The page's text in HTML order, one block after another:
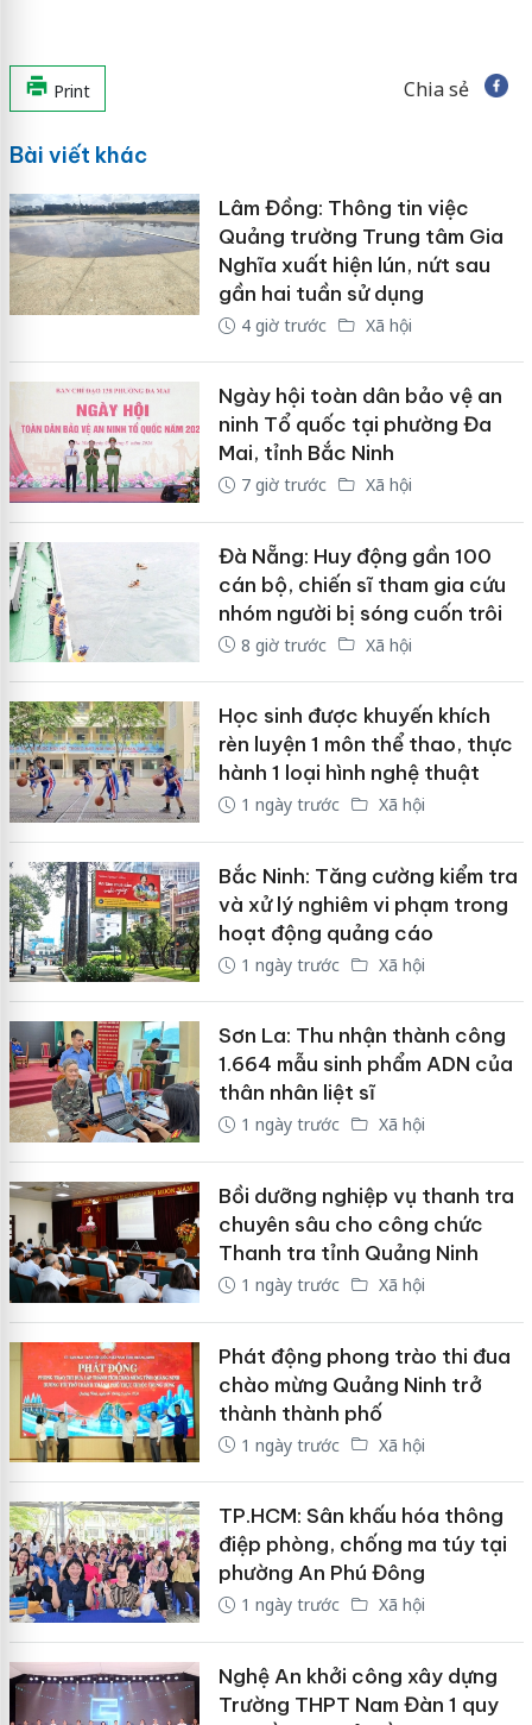
Print Chia sẻ
Bài viết khác
Lâm Đồng: Thông tin việc
Quảng trường Trung tâm Gia
Nghĩa xuất hiện lún, nứt sau
gần hai tuần sử dụng
4 giờ trước Xã hội
Ngày hội toàn dân bảo vệ an
ninh Tổ quốc tại phường Đa
Mai, tỉnh Bắc Ninh
7 giờ trước Xã hội
Đà Nẵng: Huy động gần 100
cán bộ, chiến sĩ tham gia cứu
nhóm người bị sóng cuốn trôi
8 giờ trước Xã hội
Học sinh được khuyến khích
rèn luyện 1 môn thể thao, thực
hành 1 loại hình nghệ thuật
1 ngày trước Xã hội
Bắc Ninh: Tăng cường kiểm tra
và xử lý nghiêm vi phạm trong
hoạt động quảng cáo
1 ngày trước Xã hội
Sơn La: Thu nhận thành công
1.664 mẫu sinh phẩm ADN của
thân nhân liệt sĩ
1 ngày trước Xã hội
Bồi dưỡng nghiệp vụ thanh tra
chuyên sâu cho công chức
Thanh tra tỉnh Quảng Ninh
1 ngày trước Xã hội
Phát động phong trào thi đua
chào mừng Quảng Ninh trở
thành thành phố
1 ngày trước Xã hội
TP.HCM: Sân khấu hóa thông
điệp phòng, chống ma túy tại
phường An Phú Đông
1 ngày trước Xã hội
Nghệ An khởi công xây dựng
Trường THPT Nam Đàn 1 quy